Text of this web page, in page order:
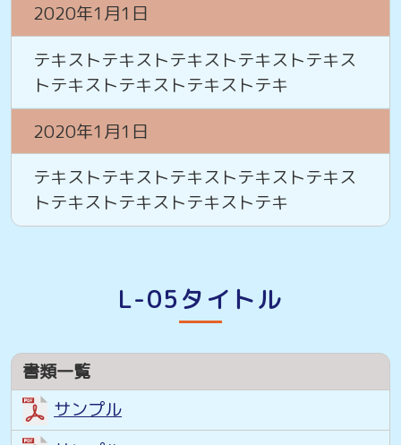
2020年1月1日
テキストテキストテキストテキストテキス
トテキストテキストテキストテキ
2020年1月1日
テキストテキストテキストテキストテキス
トテキストテキストテキストテキ
L-05タイトル
書類一覧
サンプル